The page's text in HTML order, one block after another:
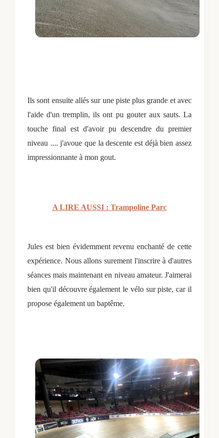
Ils sont ensuite allés sur une piste plus grande et avec
l'aide d'un tremplin, ils ont pu gouter aux sauts. La
touche final est d'avoir pu descendre du premier
niveau .... j'avoue que la descente est déjà bien assez
impressionnante à mon gout.
A LIRE AUSSI : Trampoline Parc
Jules est bien évidemment revenu enchanté de cette
expérience. Nous allons surement l'inscrire à d'autres
séances mais maintenant en niveau amateur. J'aimerai
bien qu'il découvre également le vélo sur piste, car il
propose également un baptême.